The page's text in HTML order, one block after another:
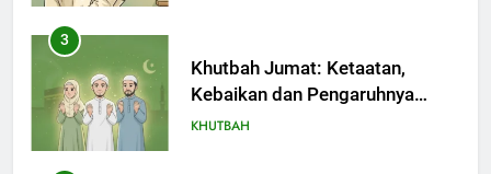
3
Khutbah Jumat: Ketaatan,
Kebaikan dan Pengaruhnya
dalam Jiwa Manusia
KHUTBAH